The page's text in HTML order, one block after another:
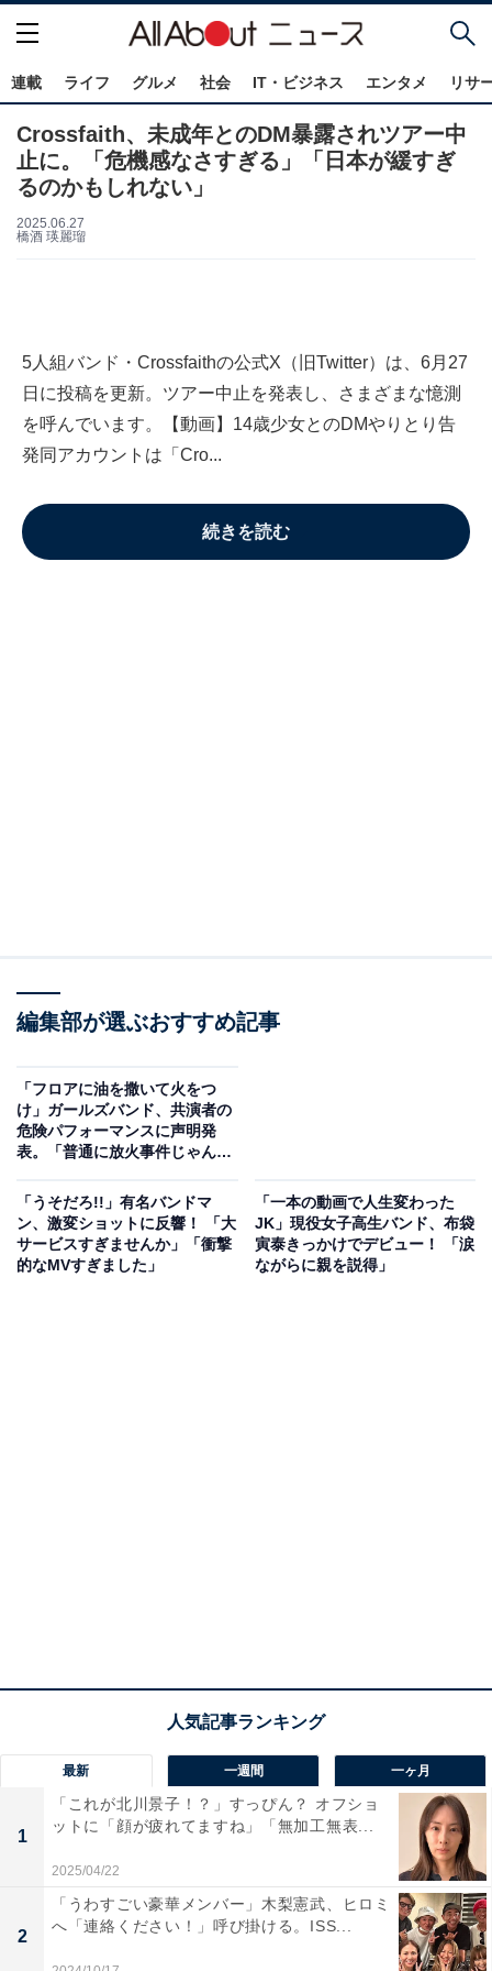
連載 ライフ グルメ 社会 IT・ビジネス エンタメ リサ
Crossfaith、未成年とのDM暴露されツアー中
止に。「危機感なさすぎる」「日本が緩すぎ
るのかもしれない」
2025.06.27
橋酒 瑛麗瑠
5人組バンド・Crossfaithの公式X（旧Twitter）は、6月27
日に投稿を更新。ツアー中止を発表し、さまざまな憶測
を呼んでいます。【動画】14歳少女とのDMやりとり告
発同アカウントは「Cro...
続きを読む
編集部が選ぶおすすめ記事
「フロアに油を撒いて火をつ
け」ガールズバンド、共演者の
危険パフォーマンスに声明発
表。「普通に放火事件じゃん」
「うそだろ!!」有名バンドマ
ン、激変ショットに反響！ 「大
サービスすぎませんか」「衝撃
的なMVすぎました」
「一本の動画で人生変わった
JK」現役女子高生バンド、布袋
寅泰きっかけでデビュー！ 「涙
ながらに親を説得」
最新 一週間 一ヶ月
1
「これが北川景子！？」すっぴん？ オフショ
ットに「顔が疲れてますね」「無加工無表...
2025/04/22
2
「うわすごい豪華メンバー」木梨憲武、ヒロミ
へ「連絡ください！」呼び掛ける。ISS...